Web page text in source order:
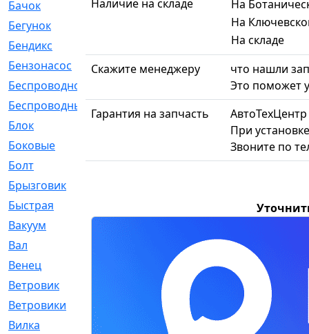
Бачок
[40]
Бегунок
Бендикс
Бензонасос
[17]
Беспроводное
Беспроводные
Блок
Боковые
Болт
[247]
Брызговик
Быстрая
Вакуум
Вал
Венец
Ветровик
Ветровики
Вилка
Наличие на складе
На
На
На складе
Скажите менеджеру
что нашли
Это поможет
Гарантия на запчасть
При
Звоните по